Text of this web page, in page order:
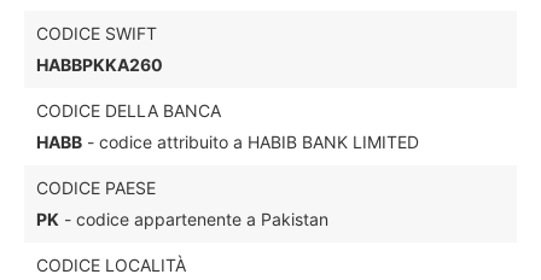
CODICE SWIFT
HABBPKKA260
CODICE DELLA BANCA
HABB - codice attribuito a HABIB BANK LIMITED
CODICE PAESE
PK - codice appartenente a Pakistan
CODICE LOCALITÀ